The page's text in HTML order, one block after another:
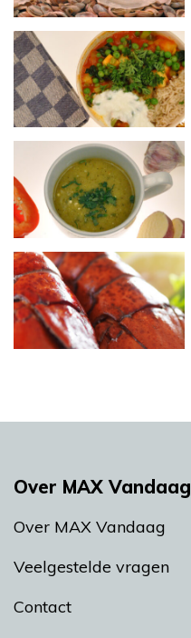
Over MAX Vandaag
Over MAX Vandaag
Veelgestelde vragen
Contact